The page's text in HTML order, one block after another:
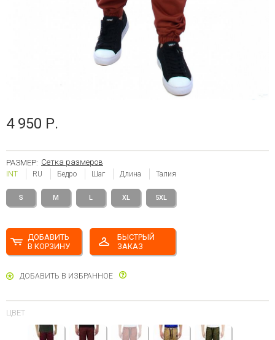
4 950 Р.
РАЗМЕР: Сетка размеров
INT RU Бедро Шаг Длина Талия
S M L XL 5XL
ДОБАВИТЬ
В КОРЗИНУ
БЫСТРЫЙ
ЗАКАЗ
ДОБАВИТЬ В ИЗБРАННОЕ
ЦВЕТ